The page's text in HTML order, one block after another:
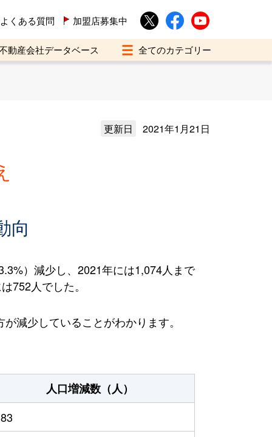
よくある質問 加盟店募集中
動産会社データベース
更新日 2021年1月21日
向
）減少し、2021年には1,074人まで
752人でした。
減少していることがわかります。
人口増減数（人）